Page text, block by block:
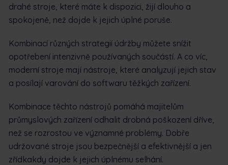
drahé stroje, které máte k dispozici, žijí dlouho a
spokojeně, než dojde k jejich úplné poruše.
Kombinací různých strategií údržby můžete snížit
opotřebení intenzivně používaných součástí. A co víc,
moderní stroje mají nástroje, které analyzují jejich stav
a posílají varování do softwaru těžkých zařízení.
Kombinace těchto nástrojů pomáhá majitelům
průmyslových zařízení odhalit drobná poškození dříve,
než se rozrostou ve významné problémy. Dobře
udržované stroje jsou bezpečnější a efektivnější a jen
zřídkakdy dojde k jejich úplnému selhání.